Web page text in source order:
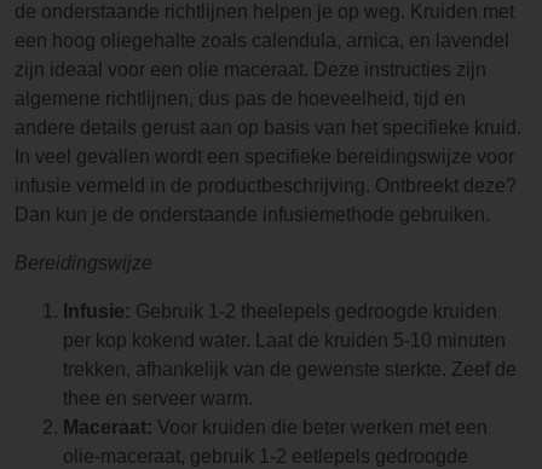
de onderstaande richtlijnen helpen je op weg. Kruiden met
een hoog oliegehalte zoals calendula, arnica, en lavendel
zijn ideaal voor een olie maceraat. Deze instructies zijn
algemene richtlijnen, dus pas de hoeveelheid, tijd en
andere details gerust aan op basis van het specifieke kruid.
In veel gevallen wordt een specifieke bereidingswijze voor
infusie vermeld in de productbeschrijving. Ontbreekt deze?
Dan kun je de onderstaande infusiemethode gebruiken.
Bereidingswijze
Infusie: Gebruik 1-2 theelepels gedroogde kruiden
per kop kokend water. Laat de kruiden 5-10 minuten
trekken, afhankelijk van de gewenste sterkte. Zeef de
thee en serveer warm.
Maceraat: Voor kruiden die beter werken met een
olie-maceraat, gebruik 1-2 eetlepels gedroogde